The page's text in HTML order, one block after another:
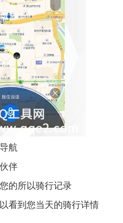
航
伴
所以骑行记录
到您当天的骑行详情